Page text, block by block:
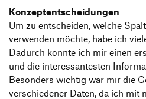
Konzeptentscheidungen
Um zu entscheiden, welche
verwenden möchte, habe ich
Dadurch konnte ich mir einen
und die interessantesten
Besonders wichtig war mir die
verschiedener Daten, da ich mit